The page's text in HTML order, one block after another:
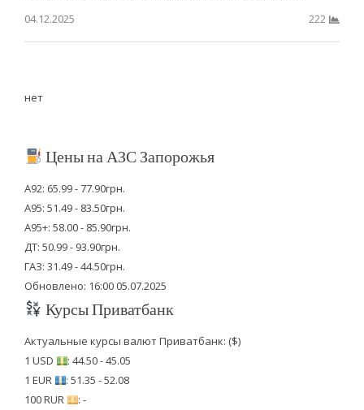
04.12.2025
222
нет
Цены на АЗС Запорожья
А92: 65.99 - 77.90грн.
А95: 51.49 - 83.50грн.
А95+: 58.00 - 85.90грн.
ДТ: 50.99 - 93.90грн.
ГАЗ: 31.49 - 44.50грн.
Обновлено: 16:00 05.07.2025
Курсы Приватбанк
Актуальные курсы валют Приватбанк: ($)
1 USD
: 44.50 - 45.05
1 EUR
: 51.35 - 52.08
100 RUR
: -